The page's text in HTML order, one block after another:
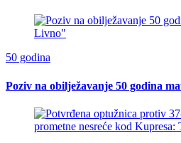
50 godina
Poziv na obilježavanje 50 godina